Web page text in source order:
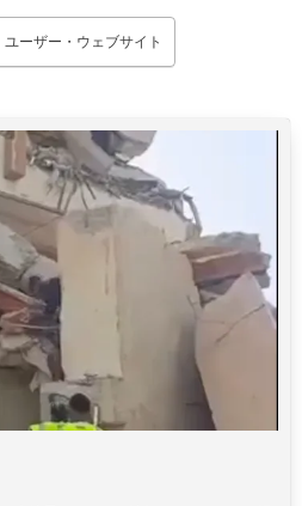
ユーザー・ウェブサイト